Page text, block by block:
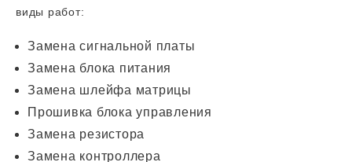
виды работ:
Замена сигнальной платы
Замена блока питания
Замена шлейфа матрицы
Прошивка блока управления
Замена резистора
Замена контроллера